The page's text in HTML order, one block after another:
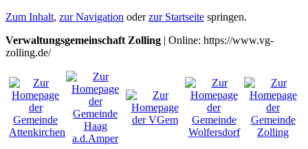
Zum Inhalt, zur Navigation oderzur Startseite springen.
Verwaltungsgemeinschaft Zolling | Online: https://www.vg-
zolling.de/